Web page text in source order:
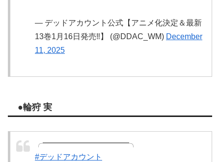
— デッドアカウント公式【アニメ化決定＆最新
13巻1月16日発売‼️】 (@DDAC_WM) December
11, 2025
●輪狩 実
╭━━━━━━━━━━━╮
#デッドアカウント